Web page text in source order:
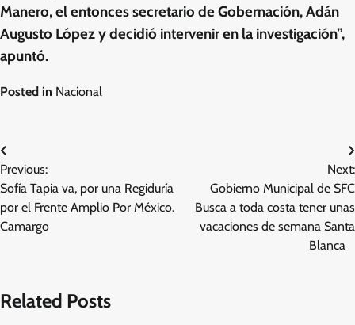
Manero, el entonces secretario de Gobernación, Adán
Augusto López y decidió intervenir en la investigación”,
apuntó.
Posted in Nacional
Navegación
de
entradas
Previous:
Sofía Tapia va, por una Regiduría
por el Frente Amplio Por México.
Camargo
Next:
Gobierno Municipal de SFC
Busca a toda costa tener unas
vacaciones de semana Santa
Blanca
Related Posts